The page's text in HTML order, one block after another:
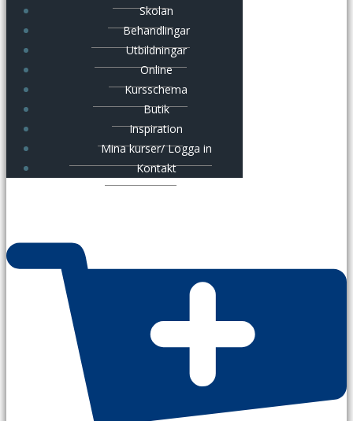
Skolan
Behandlingar
Utbildningar
Online
Kursschema
Butik
Inspiration
Mina kurser/ Logga in
Kontakt